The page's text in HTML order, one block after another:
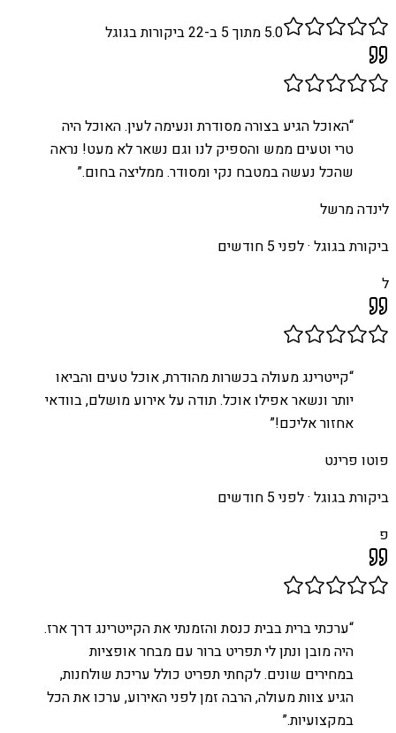
5.0 מתוך 5 ב- 22ביקורות בגוגל
“האוכל הגיע בצורה מסודרת ונעימה לעין. האוכל היה
טרי וטעים ממש והספיק לנו וגם נשאר לא מעט! נראה
שהכל נעשה במטבח נקי ומסודר. ממליצה בחום.”
לינדה מרשל
ביקורת בגוגל ·לפני 5 חודשים
ל
“קייטרינג מעולה בכשרות מהודרת, אוכל טעים והביאו
יותר ונשאר אפילו אוכל. תודה על אירוע מושלם, בוודאי
אחזור אליכם!”
פוטו פרינט
ביקורת בגוגל ·לפני 5 חודשים
פ
“ערכתי ברית בבית כנסת והזמנתי את הקייטרינג דרך ארז.
היה מובן ונתן לי תפריט ברור עם מבחר אופציות
במחירים שונים. לקחתי תפריט כולל עריכת שולחנות,
הגיע צוות מעולה, הרבה זמן לפני האירוע, ערכו את הכל
במקצועיות.”